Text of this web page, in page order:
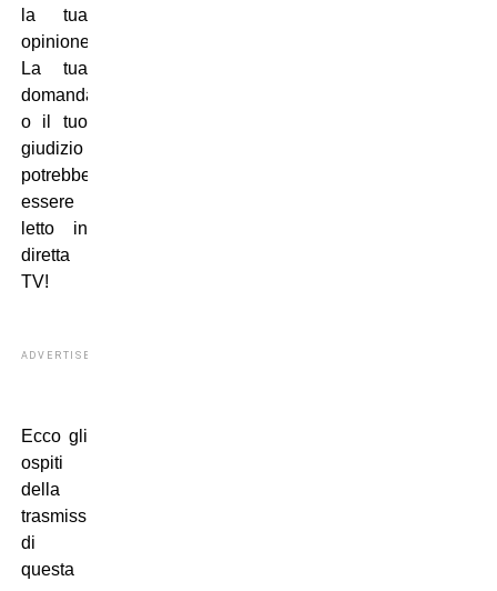
la tua
opinione.
La tua
domanda
o il tuo
giudizio
potrebbe
essere
letto in
diretta
TV!
ADVERTISEMENT
Ecco gli
ospiti
della
trasmissione
di
questa